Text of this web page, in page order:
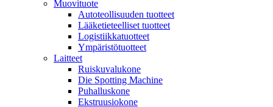
Muovituote
Autoteollisuuden tuotteet
Lääketieteelliset tuotteet
Logistiikkatuotteet
Ympäristötuotteet
Laitteet
Ruiskuvalukone
Die Spotting Machine
Puhalluskone
Ekstruusiokone